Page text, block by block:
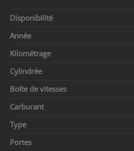
Disponibilité
Année
Kilométrage
Cylindrée
Boîte de vitesses
Carburant
Type
Portes